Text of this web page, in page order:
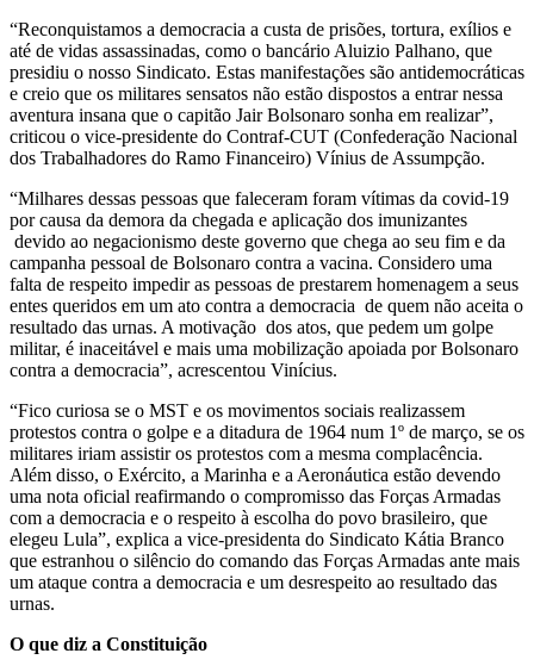
“Reconquistamos a democracia a custa de prisões, tortura, exílios e
até de vidas assassinadas, como o bancário Aluizio Palhano, que
presidiu o nosso Sindicato. Estas manifestações são antidemocráticas
e creio que os militares sensatos não estão dispostos a entrar nessa
aventura insana que o capitão Jair Bolsonaro sonha em realizar”,
criticou o vice-presidente do Contraf-CUT (Confederação Nacional
dos Trabalhadores do Ramo Financeiro) Vínius de Assumpção.
“Milhares dessas pessoas que faleceram foram vítimas da covid-19
por causa da demora da chegada e aplicação dos imunizantes
devido ao negacionismo deste governo que chega ao seu fim e da
campanha pessoal de Bolsonaro contra a vacina. Considero uma
falta de respeito impedir as pessoas de prestarem homenagem a seus
entes queridos em um ato contra a democracia de quem não aceita o
resultado das urnas. A motivação dos atos, que pedem um golpe
militar, é inaceitável e mais uma mobilização apoiada por Bolsonaro
contra a democracia”, acrescentou Vinícius.
“Fico curiosa se o MST e os movimentos sociais realizassem
protestos contra o golpe e a ditadura de 1964 num 1º de março, se os
militares iriam assistir os protestos com a mesma complacência.
Além disso, o Exército, a Marinha e a Aeronáutica estão devendo
uma nota oficial reafirmando o compromisso das Forças Armadas
com a democracia e o respeito à escolha do povo brasileiro, que
elegeu Lula”, explica a vice-presidenta do Sindicato Kátia Branco
que estranhou o silêncio do comando das Forças Armadas ante mais
um ataque contra a democracia e um desrespeito ao resultado das
urnas.
O que diz a Constituição